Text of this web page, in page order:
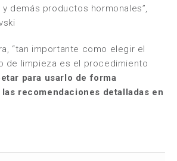
demás productos hormonales”,
“tan importante como elegir el
de limpieza es el procedimiento
para usarlo de forma
recomendaciones detalladas en